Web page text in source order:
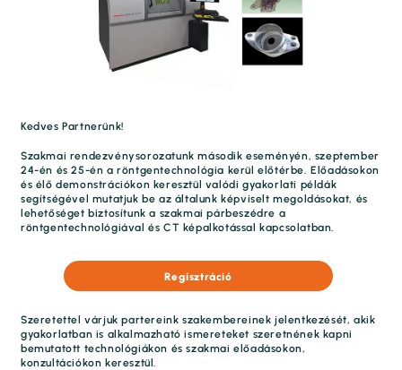
Kedves Partnerünk!
Szakmai rendezvénysorozatunk második eseményén, szeptember
24-én és 25-én a röntgentechnológia kerül előtérbe. Előadásokon
és élő demonstrációkon keresztül valódi gyakorlati példák
segítségével mutatjuk be az általunk képviselt megoldásokat, és
lehetőséget biztosítunk a szakmai párbeszédre a
röntgentechnológiával és CT képalkotással kapcsolatban.
Regisztráció
Szeretettel várjuk partereink szakembereinek jelentkezését, akik
gyakorlatban is alkalmazható ismereteket szeretnének kapni
bemutatott technológiákon és szakmai előadásokon,
konzultációkon keresztül.